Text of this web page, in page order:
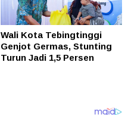
Wali Kota Tebingtinggi
Genjot Germas, Stunting
Turun Jadi 1,5 Persen